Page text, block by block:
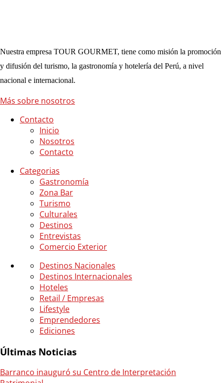
Nuestra empresa TOUR GOURMET, tiene como misión la promoción
y difusión del turismo, la gastronomía y hotelería del Perú, a nivel
nacional e internacional.
Más sobre nosotros
Contacto
Inicio
Nosotros
Contacto
Categorias
Gastronomía
Zona Bar
Turismo
Culturales
Destinos
Entrevistas
Comercio Exterior
Destinos Nacionales
Destinos Internacionales
Hoteles
Retail / Empresas
Lifestyle
Emprendedores
Ediciones
Últimas Noticias
Barranco inauguró su Centro de Interpretación